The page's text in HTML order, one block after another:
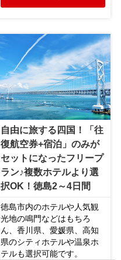
自由に旅する四国！「往
復航空券+宿泊」のみが
セットになったフリープ
ラン♪複数ホテルより選
択OK！徳島2～4日間
徳島市内のホテルや人気観
光地の鳴門などはもちろ
ん、香川県、愛媛県、高知
県のシティホテルや温泉ホ
テルも選択可能です。